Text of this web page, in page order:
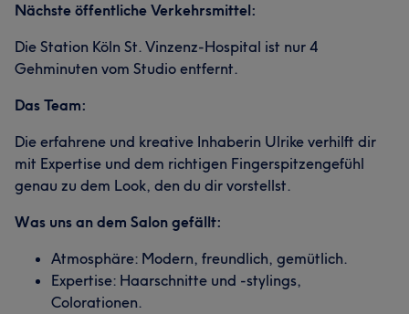
Nächste öffentliche Verkehrsmittel:
Die Station Köln St. Vinzenz-Hospital ist nur 4
Gehminuten vom Studio entfernt.
Das Team:
Die erfahrene und kreative Inhaberin Ulrike verhilft dir
mit Expertise und dem richtigen Fingerspitzengefühl
genau zu dem Look, den du dir vorstellst.
Was uns an dem Salon gefällt:
Atmosphäre: Modern, freundlich, gemütlich.
Expertise: Haarschnitte und -stylings,
Colorationen.